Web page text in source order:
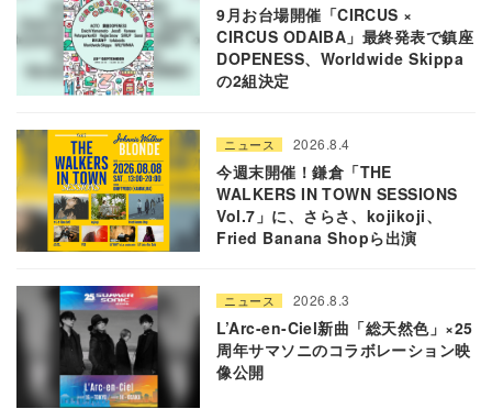
9月お台場開催「CIRCUS ×
CIRCUS ODAIBA」最終発表で鎮座
DOPENESS、Worldwide Skippa
の2組決定
ニュース 2026.8.4
今週末開催！鎌倉「THE
WALKERS IN TOWN SESSIONS
Vol.7」に、さらさ、kojikoji、
Fried Banana Shopら出演
ニュース 2026.8.3
L’Arc-en-Ciel新曲「総天然色」×25
周年サマソニのコラボレーション映
像公開